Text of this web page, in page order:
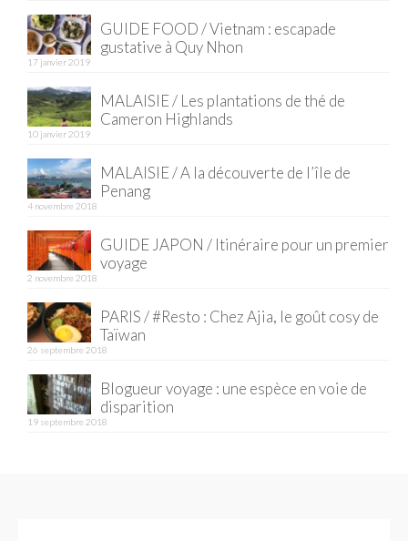
GUIDE FOOD / Vietnam : escapade
gustative à Quy Nhon
17 janvier 2019
MALAISIE / Les plantations de thé de
Cameron Highlands
10 janvier 2019
MALAISIE / A la découverte de l’île de
Penang
4 novembre 2018
GUIDE JAPON / Itinéraire pour un premier
voyage
2 novembre 2018
PARIS / #Resto : Chez Ajia, le goût cosy de
Taïwan
26 septembre 2018
Blogueur voyage : une espèce en voie de
disparition
19 septembre 2018